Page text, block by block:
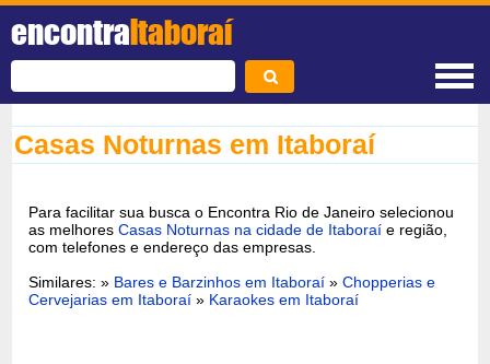
encontraItaboraí
Casas Noturnas em Itaboraí
Para facilitar sua busca o Encontra Rio de Janeiro selecionou
as melhoresCasas Noturnas na cidade de Itaboraí e região,
com telefones e endereço das empresas.
Similares: » Bares e Barzinhos em Itaboraí »Chopperias e
Cervejarias em Itaboraí » Karaokes em Itaboraí